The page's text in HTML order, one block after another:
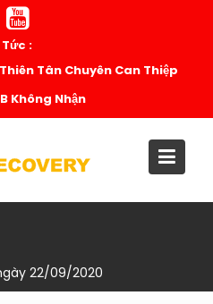
:
Tân Chuyên Can Thiệp
Không Nhận
22/09/2020